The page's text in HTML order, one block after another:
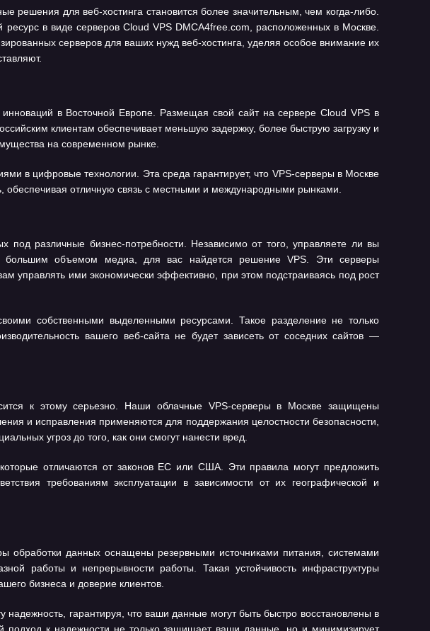
для веб-хостинга становится более значительным, чем когда-либо.
в виде серверов Cloud VPS DMCA4free.com, расположенных в Москве.
серверов для ваших нужд веб-хостинга, уделяя особое внимание их
в Восточной Европе. Размещая свой сайт на сервере Cloud VPS в
клиентам обеспечивает меньшую задержку, более быструю загрузку и
на современном рынке.
в цифровые технологии. Эта среда гарантирует, что VPS-серверы в Москве
отличную связь с местными и международными рынками.
различные бизнес-потребности. Независимо от того, управляете ли вы
большим объемом медиа, для вас найдется решение VPS. Эти серверы
управлять ими экономически эффективно, при этом подстраиваясь под рост
собственными выделенными ресурсами. Такое разделение не только
вашего веб-сайта не будет зависеть от соседних сайтов —
к этому серьезно. Наши облачные VPS-серверы в Москве защищены
и исправления применяются для поддержания целостности безопасности,
угроз до того, как они смогут нанести вред.
отличаются от законов ЕС или США. Эти правила могут предложить
требованиям эксплуатации в зависимости от их географической и
обработки данных оснащены резервными источниками питания, системами
работы и непрерывности работы. Такая устойчивость инфраструктуры
бизнеса и доверие клиентов.
гарантируя, что ваши данные могут быть быстро восстановлены в